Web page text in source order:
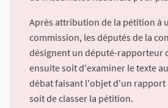
Après attribution de la pétition à
commission, les députés de la
désignent un député-rapporteur
ensuite soit d'examiner le texte
débat faisant l'objet d'un
soit de classer la pétition.